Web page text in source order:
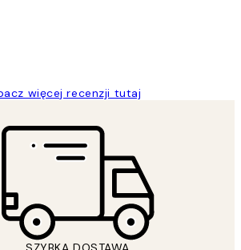
więcej recenzji tutaj